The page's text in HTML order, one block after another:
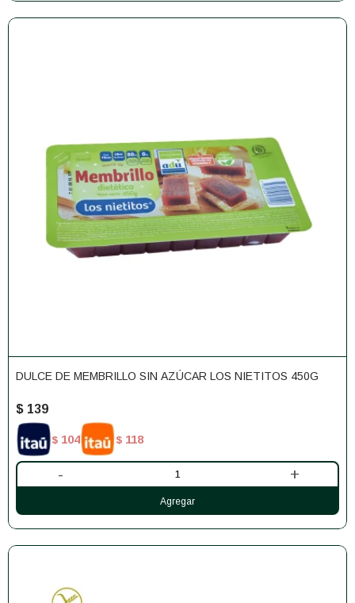
DULCE DE MEMBRILLO SIN AZÚCAR LOS NIETITOS 450G
$ 139
$ 104 $ 118
- +